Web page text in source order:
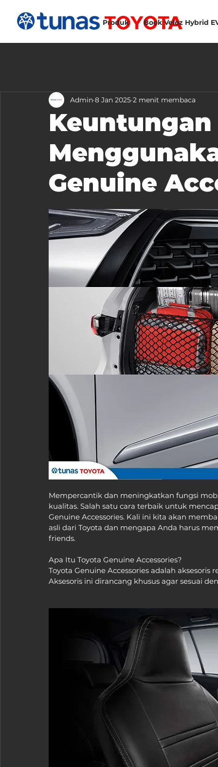
Produk Book Veloz Hybrid
Keuntungan
Genuine
Admin 8 Jan 2025 2 menit membaca
Mempercantik dan meningkatkan fungsi
kualitas. Salah satu cara terbaik untuk
Genuine Accessories. Kali ini kita akan
asli dari Toyota dan mengapa Anda harus
friends.
Apa Itu Toyota Genuine Accessories?
Toyota Genuine Accessories adalah
Aksesoris ini dirancang khusus agar sesuai